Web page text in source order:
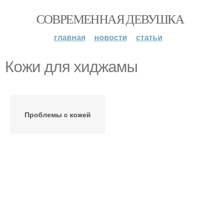
СОВРЕМЕННАЯ ДЕВУШКА
главная новости статьи
Кожи для хиджамы
Проблемы с кожей